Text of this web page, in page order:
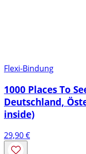
Flexi-Bindung
1000 Places To
Deutschland,
inside)
29,90€